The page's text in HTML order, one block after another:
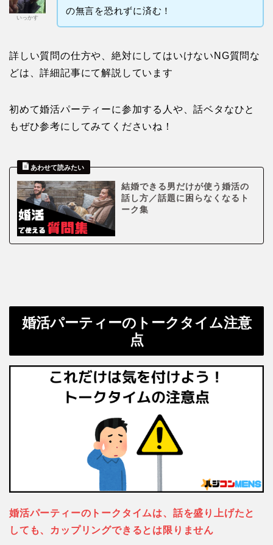
いっかす
の無言を恐れずに済む！
詳しい質問の仕方や、絶対にしてはいけないNG質問な
どは、詳細記事にて解説しています
初めて婚活パーティーに参加する人や、話ベタなひと
もぜひ参考にしてみてくださいね！
結婚できる男だけが使う婚活の
話し方／話題に困らなくなるト
ーク集
婚活パーティーのトークタイム注意
点
婚活パーティーのトークタイムは、話を盛り上げたと
しても、カップリングできるとは限りません